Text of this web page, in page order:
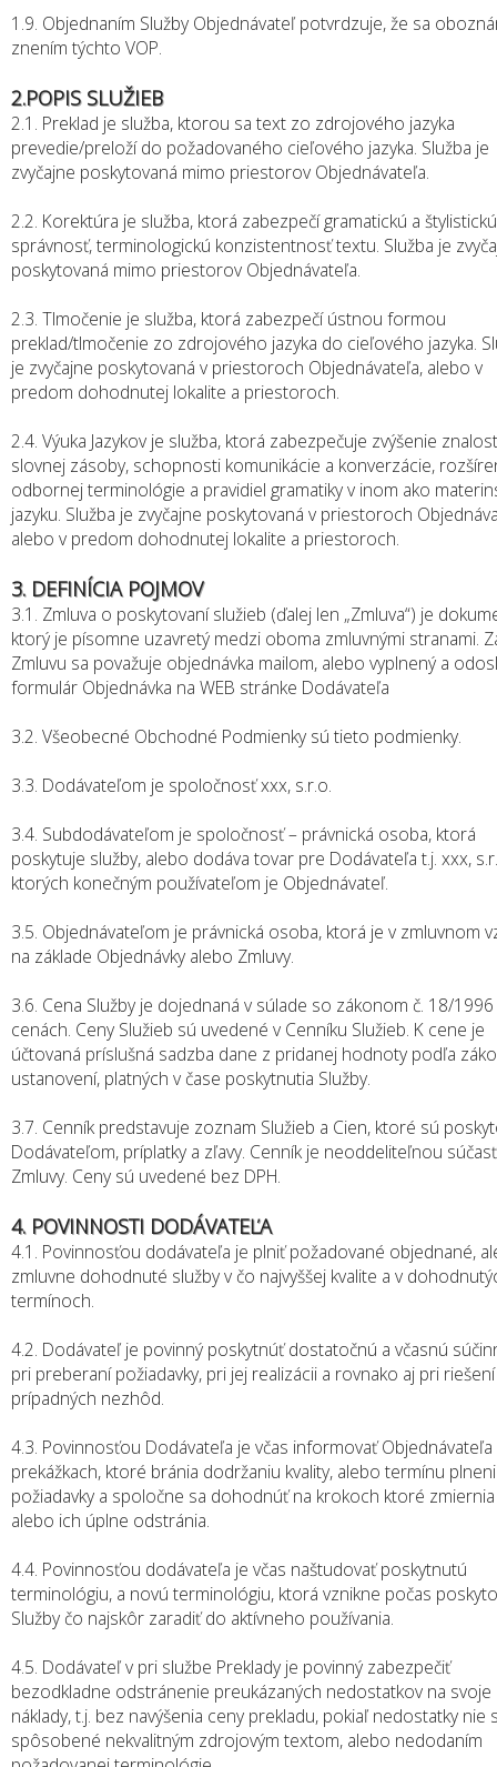
1.9. Objednaním Služby Objednávateľ potvrdzuje, že sa
znením týchto VOP.
2.POPIS SLUŽIEB
2.1. Preklad je služba, ktorou sa text zo zdrojového jazyka
prevedie/preloží do požadovaného cieľového jazyka. Služba je
zvyčajne poskytovaná mimo priestorov Objednávateľa.
2.2. Korektúra je služba, ktorá zabezpečí gramatickú a štylistickú
správnosť, terminologickú konzistentnosť textu. Služba je
poskytovaná mimo priestorov Objednávateľa.
2.3. Tlmočenie je služba, ktorá zabezpečí ústnou formou
preklad/tlmočenie zo zdrojového jazyka do cieľového jazyka.
je zvyčajne poskytovaná v priestoroch Objednávateľa, alebo v
predom dohodnutej lokalite a priestoroch.
2.4. Výuka Jazykov je služba, ktorá zabezpečuje zvýšenie
slovnej zásoby, schopnosti komunikácie a konverzácie,
odbornej terminológie a pravidiel gramatiky v inom ako
jazyku. Služba je zvyčajne poskytovaná v priestoroch
alebo v predom dohodnutej lokalite a priestoroch.
3. DEFINÍCIA POJMOV
3.1. Zmluva o poskytovaní služieb (ďalej len „Zmluva“) je
ktorý je písomne uzavretý medzi oboma zmluvnými stranami.
Zmluvu sa považuje objednávka mailom, alebo vyplnený a
formulár Objednávka na WEB stránke Dodávateľa
3.2. Všeobecné Obchodné Podmienky sú tieto podmienky.
3.3. Dodávateľom je spoločnosť xxx, s.r.o.
3.4. Subdodávateľom je spoločnosť – právnická osoba, ktorá
poskytuje služby, alebo dodáva tovar pre Dodávateľa t.j. xxx,
ktorých konečným používateľom je Objednávateľ.
3.5. Objednávateľom je právnická osoba, ktorá je v zmluvnom
na základe Objednávky alebo Zmluvy.
3.6. Cena Služby je dojednaná v súlade so zákonom č. 18/1996
cenách. Ceny Služieb sú uvedené v Cenníku Služieb. K cene je
účtovaná príslušná sadzba dane z pridanej hodnoty podľa
ustanovení, platných v čase poskytnutia Služby.
3.7. Cenník predstavuje zoznam Služieb a Cien, ktoré sú
Dodávateľom, príplatky a zľavy. Cenník je neoddeliteľnou
Zmluvy. Ceny sú uvedené bez DPH.
4. POVINNOSTI DODÁVATEĽA
4.1. Povinnosťou dodávateľa je plniť požadované objednané,
zmluvne dohodnuté služby v čo najvyššej kvalite a v
termínoch.
4.2. Dodávateľ je povinný poskytnúť dostatočnú a včasnú
pri preberaní požiadavky, pri jej realizácii a rovnako aj pri riešení
prípadných nezhôd.
4.3. Povinnosťou Dodávateľa je včas informovať
prekážkach, ktoré bránia dodržaniu kvality, alebo termínu
požiadavky a spoločne sa dohodnúť na krokoch ktoré zmiernia
alebo ich úplne odstránia.
4.4. Povinnosťou dodávateľa je včas naštudovať poskytnutú
terminológiu, a novú terminológiu, ktorá vznikne počas
Služby čo najskôr zaradiť do aktívneho používania.
4.5. Dodávateľ v pri službe Preklady je povinný zabezpečiť
bezodkladne odstránenie preukázaných nedostatkov na svoje
náklady, t.j. bez navýšenia ceny prekladu, pokiaľ nedostatky nie
spôsobené nekvalitným zdrojovým textom, alebo nedodaním